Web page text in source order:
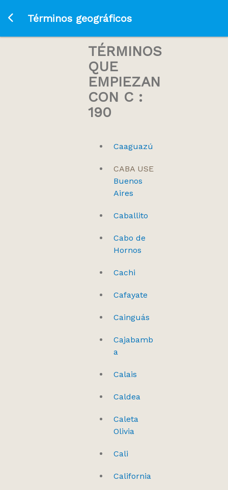
Ir a la página principal
Términos geográficos
TÉRMINOS
QUE
EMPIEZAN
CON C :
190
Caaguazú
CABA USE
Buenos
Aires
Caballito
Cabo de
Hornos
Cachi
Cafayate
Cainguás
Cajabamb
a
Calais
Caldea
Caleta
Olivia
Cali
California